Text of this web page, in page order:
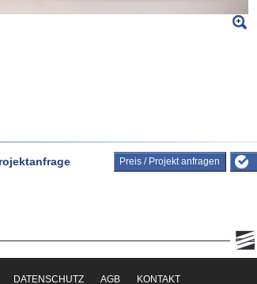
Preis / Projekt anfragen
DATENSCHUTZ AGB KONTAKT